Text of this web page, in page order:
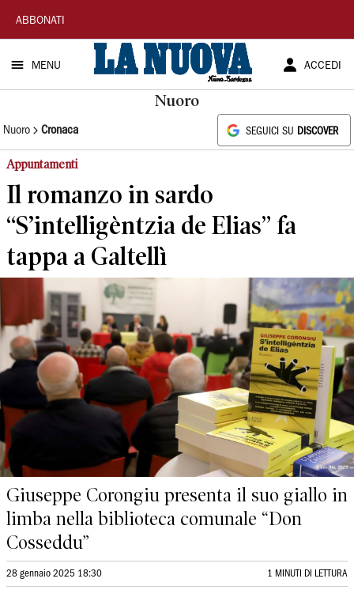
La
Nuova
Sardegna
ABBONATI
MENU ACCEDI
Nuoro
Nuoro Cronaca SEGUICI SU DISCOVER
Appuntamenti
Il romanzo in sardo
“S’intelligèntzia de Elias” fa
tappa a Galtellì
Giuseppe Corongiu presenta il suo giallo in
limba nella biblioteca comunale “Don
Cosseddu”
28 gennaio 2025 18:30 1 MINUTI DI LETTURA